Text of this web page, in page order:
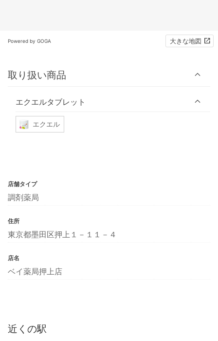
Powered by GOGA 大きな地図
取り扱い商品
エクエルタブレット
エクエル
店舗タイプ
調剤薬局
住所
東京都墨田区押上１－１１－４
店名
ベイ薬局押上店
近くの駅